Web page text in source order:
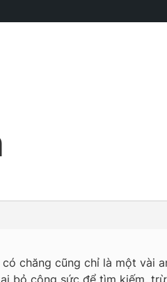
chăng cũng chỉ là một vài